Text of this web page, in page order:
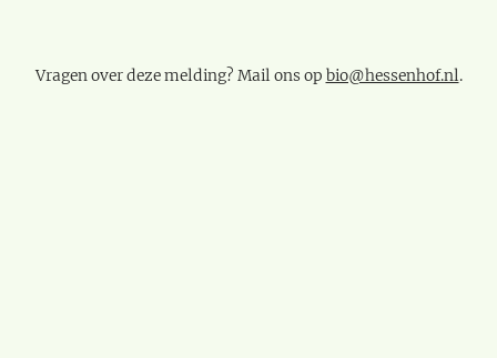
Vragen over deze melding? Mail ons op bio@hessenhof.nl.